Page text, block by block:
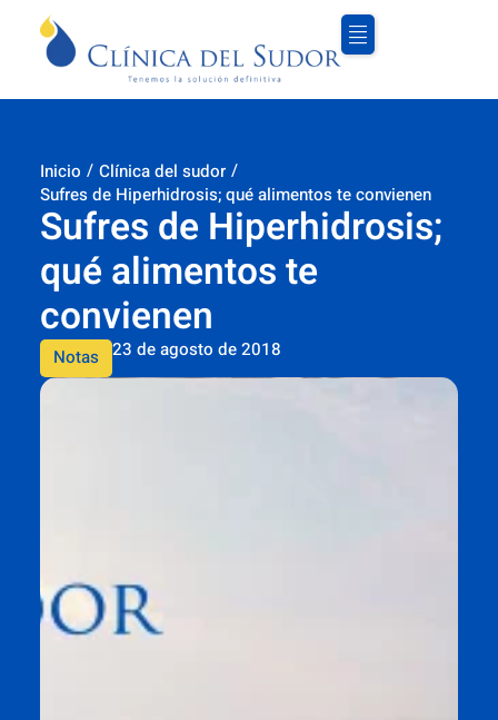
Inicio / Clínica del sudor /
Sufres de Hiperhidrosis; qué alimentos te convienen
Sufres de Hiperhidrosis;
qué alimentos te
convienen
Notas 23 de agosto de 2018